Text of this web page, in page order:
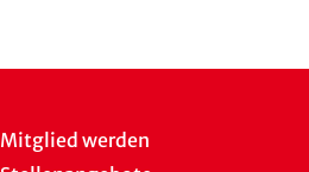
Mitglied werden